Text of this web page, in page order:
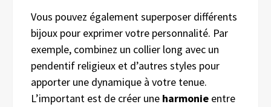
Vous pouvez également superposer différents
bijoux pour exprimer votre personnalité. Par
exemple, combinez un collier long avec un
pendentif religieux et d’autres styles pour
apporter une dynamique à votre tenue.
L’important est de créer une harmonie entre